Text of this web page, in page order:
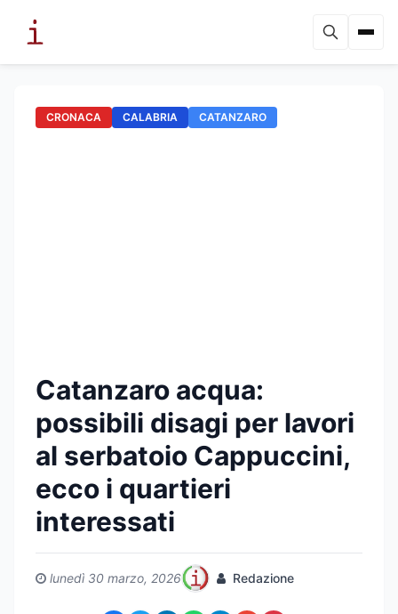
CRONACA CALABRIA CATANZARO
Catanzaro acqua:
possibili disagi per lavori
al serbatoio Cappuccini,
ecco i quartieri
interessati
lunedì 30 marzo, 2026 Redazione